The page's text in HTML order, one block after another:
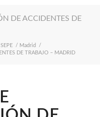
DE ACCIDENTES DE
/ Madrid
/
DE TRABAJO – MADRID